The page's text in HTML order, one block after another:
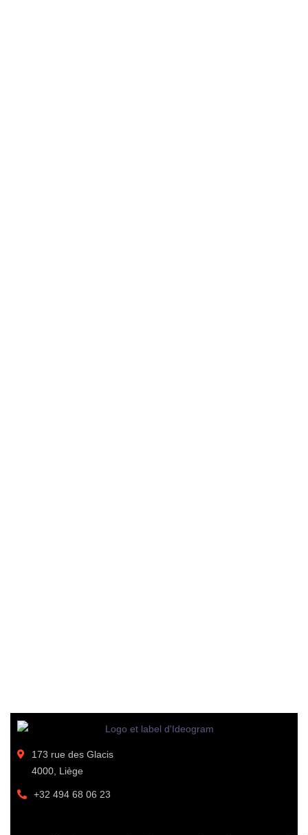
173 rue des Glacis
4000, Liège
+32 494 68 06 23